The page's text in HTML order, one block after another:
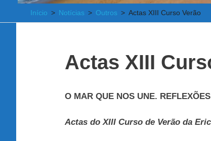
Início Notícias Outros Actas XIII Curso Verão
Actas XIII
O MAR QUE NOS UNE.
Actas do XIII Curso de Verão da